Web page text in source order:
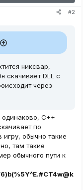
#2
никсвар,
скачивает DLL с
через
одинаково, C++
по
игру, обычно такие
там такие
обычного пути к